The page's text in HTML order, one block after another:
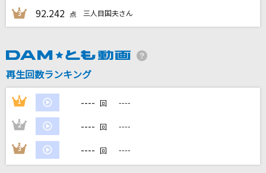
サクラウサギ
晴れた午後
The Birthday
DAMの新曲・ランキングなど
3 92.242 点 三人目国夫さん
再生回数ランキング
1 ---- 回 ----
2 ---- 回 ----
3 ---- 回 ----